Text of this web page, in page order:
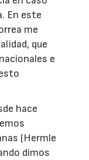
En este
me
que
e
hace
(Hermle
dimos